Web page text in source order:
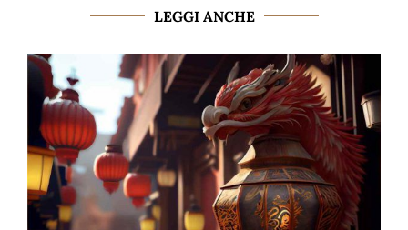
LEGGI ANCHE